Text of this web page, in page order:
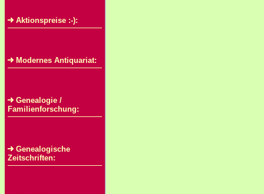
Aktionspreise :-):
Modernes Antiquariat:
Genealogie /
Familienforschung:
Genealogische
Zeitschriften: